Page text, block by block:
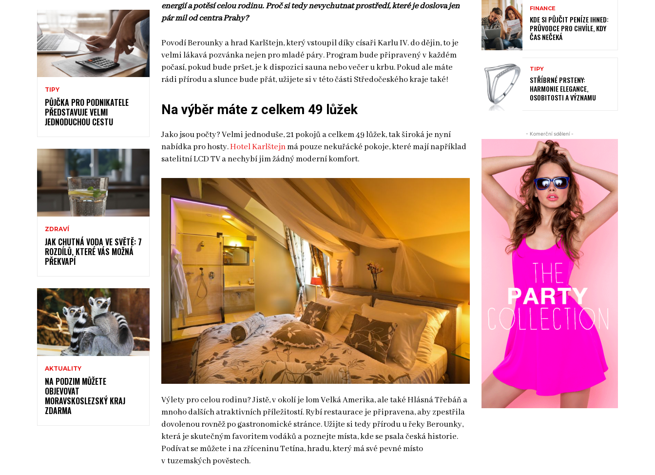
TIPY
PŮJČKA PRO PODNIKATELE
PŘEDSTAVUJE VELMI
JEDNODUCHOU CESTU
ZDRAVÍ
JAK CHUTNÁ VODA VE SVĚTĚ: 7
ROZDÍLŮ, KTERÉ VÁS MOŽNÁ
PŘEKVAPÍ
AKTUALITY
NA PODZIM MŮŽETE
OBJEVOVAT
MORAVSKOSLEZSKÝ KRAJ
ZDARMA
energií a potěší celou rodinu. Proč si tedy nevychutnat prostředí, které je doslova jen
pár mil od centra Prahy?
Povodí Berounky a hrad Karlštejn, který vstoupil díky císaři Karlu IV. do dějin, to je
velmi lákavá pozvánka nejen pro mladé páry. Program bude připravený v každém
počasí, pokud bude pršet, je k dispozici sauna nebo večer u krbu. Pokud ale máte
rádi přírodu a slunce bude přát, užijete si v této části Středočeského kraje také!
Na výběr máte z celkem 49 lůžek
Jako jsou počty? Velmi jednoduše, 21 pokojů a celkem 49 lůžek, tak široká je nyní
nabídka pro hosty.Hotel Karlštejnmá pouze nekuřácké pokoje, které mají například
satelitní LCD TV a nechybí jim žádný moderní komfort.
Výlety pro celou rodinu? Jistě, v okolí je lom Velká Amerika, ale také Hlásná Třebáň a
mnoho dalších atraktivních příležitostí. Rybí restaurace je připravena, aby zpestřila
dovolenou rovněž po gastronomické stránce. Užijte si tedy přírodu u řeky Berounky,
která je skutečným favoritem vodáků a poznejte místa, kde se psala česká historie.
Podívat se můžete i na zříceninu Tetína, hradu, který má své pevné místo
v tuzemských pověstech.
FINANCE
KDE SI PŮJČIT PENÍZE IHNED:
PRŮVODCE PRO CHVÍLE, KDY
ČAS NEČEKÁ
TIPY
STŘÍBRNÉ PRSTENY:
HARMONIE ELEGANCE,
OSOBITOSTI A VÝZNAMU
- Komerční sdělení -